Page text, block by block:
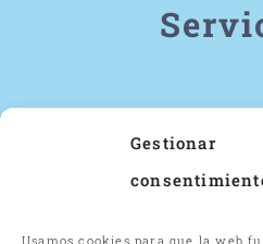
Gestionar
Usamos cookies para que la web
Ojo
Problemas de
Estimulación